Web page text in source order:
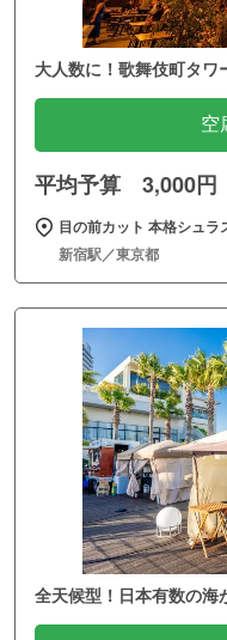
大人数に！歌舞伎町タ
空
平均予算 3,000円
目の前カット 本格シュ
新宿駅／東京都
全天候型！日本有数の海